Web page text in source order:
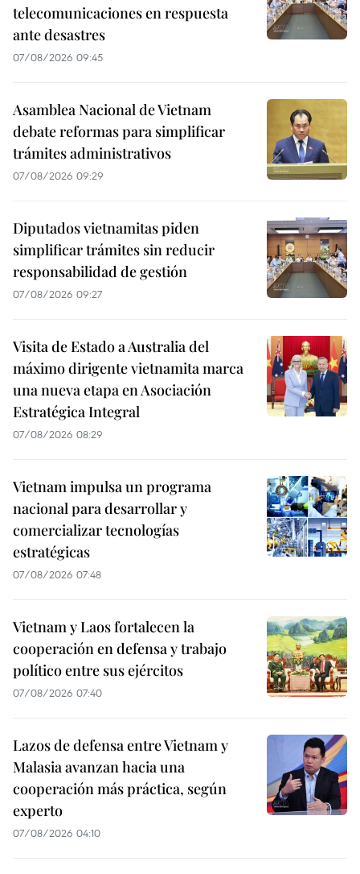
telecomunicaciones en respuesta
ante desastres
07/08/2026 09:45
Asamblea Nacional de Vietnam
debate reformas para simplificar
trámites administrativos
07/08/2026 09:29
Diputados vietnamitas piden
simplificar trámites sin reducir
responsabilidad de gestión
07/08/2026 09:27
Visita de Estado a Australia del
máximo dirigente vietnamita marca
una nueva etapa en Asociación
Estratégica Integral
07/08/2026 08:29
Vietnam impulsa un programa
nacional para desarrollar y
comercializar tecnologías
estratégicas
07/08/2026 07:48
Vietnam y Laos fortalecen la
cooperación en defensa y trabajo
político entre sus ejércitos
07/08/2026 07:40
Lazos de defensa entre Vietnam y
Malasia avanzan hacia una
cooperación más práctica, según
experto
07/08/2026 04:10